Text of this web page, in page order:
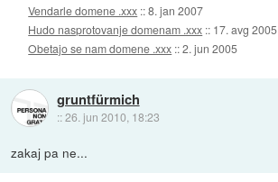
Vendarle domene .xxx ::8. jan 2007
Hudo nasprotovanje domenam .xxx :: 17. avg 2005
Obetajo se nam domene .xxx ::2. jun 2005
gruntfürmich
::26. jun 2010, 18:23
zakaj pa ne...